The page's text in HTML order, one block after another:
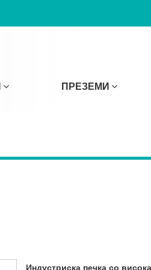
ПРЕЗЕМИ
Индустриска печка со